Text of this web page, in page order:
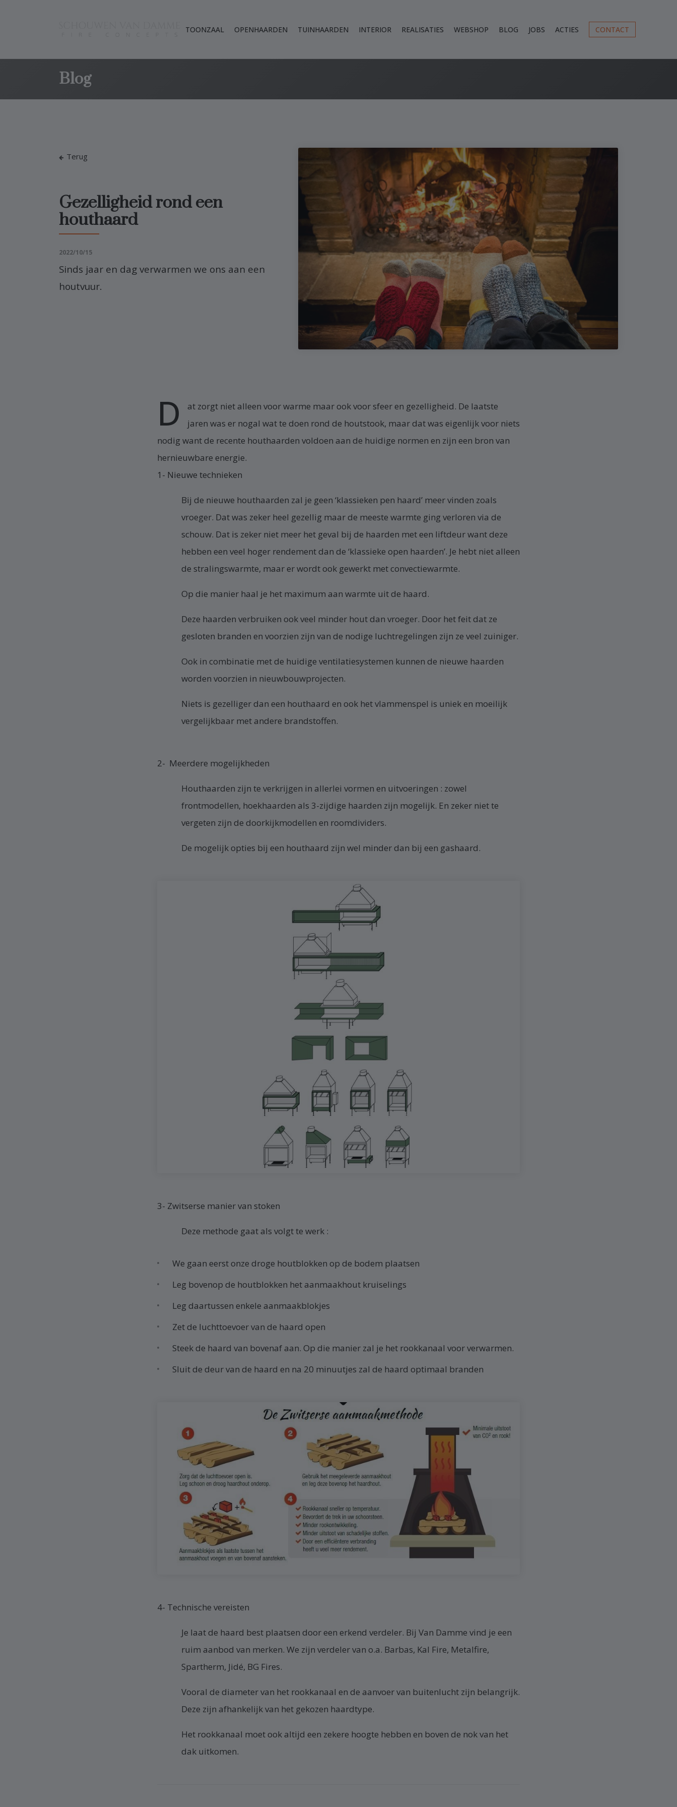
TOONZAAL OPENHAARDEN TUINHAARDEN INTERIOR REALISATIES WEBSHOP BLOG JOBS ACTIES CONTACT
Blog
Gezelligheid rond een
houthaard
2022/10/15
Sinds jaar en dag verwarmen we ons aan een
houtvuur.
Terug
D
at zorgt niet alleen voor warme maar ook voor sfeer en gezelligheid. De laatste
jaren was er nogal wat te doen rond de houtstook, maar dat was eigenlijk voor niets
nodig want de recente houthaarden voldoen aan de huidige normen en zijn een bron van
hernieuwbare energie.
1- Nieuwe technieken
Bij de nieuwe houthaarden zal je geen ‘klassieken pen haard’ meer vinden zoals
vroeger. Dat was zeker heel gezellig maar de meeste warmte ging verloren via de
schouw. Dat is zeker niet meer het geval bij de haarden met een liftdeur want deze
hebben een veel hoger rendement dan de ‘klassieke open haarden’. Je hebt niet alleen
de stralingswarmte, maar er wordt ook gewerkt met convectiewarmte.
Op die manier haal je het maximum aan warmte uit de haard.
Deze haarden verbruiken ook veel minder hout dan vroeger. Door het feit dat ze
gesloten branden en voorzien zijn van de nodige luchtregelingen zijn ze veel zuiniger.
Ook in combinatie met de huidige ventilatiesystemen kunnen de nieuwe haarden
worden voorzien in nieuwbouwprojecten.
Niets is gezelliger dan een houthaard en ook het vlammenspel is uniek en moeilijk
vergelijkbaar met andere brandstoffen.
2- Meerdere mogelijkheden
Houthaarden zijn te verkrijgen in allerlei vormen en uitvoeringen : zowel
frontmodellen, hoekhaarden als 3-zijdige haarden zijn mogelijk. En zeker niet te
vergeten zijn de doorkijkmodellen en roomdividers.
De mogelijk opties bij een houthaard zijn wel minder dan bij een gashaard.
3- Zwitserse manier van stoken
Deze methode gaat als volgt te werk :
We gaan eerst onze droge houtblokken op de bodem plaatsen
Leg bovenop de houtblokken het aanmaakhout kruiselings
Leg daartussen enkele aanmaakblokjes
Zet de luchttoevoer van de haard open
Steek de haard van bovenaf aan. Op die manier zal je het rookkanaal voor verwarmen.
Sluit de deur van de haard en na 20 minuutjes zal de haard optimaal branden
4- Technische vereisten
Je laat de haard best plaatsen door een erkend verdeler. Bij Van Damme vind je een
ruim aanbod van merken. We zijn verdeler van o.a. Barbas, Kal Fire, Metalfire,
Spartherm, Jidé, BG Fires.
Vooral de diameter van het rookkanaal en de aanvoer van buitenlucht zijn belangrijk.
Deze zijn afhankelijk van het gekozen haardtype.
Het rookkanaal moet ook altijd een zekere hoogte hebben en boven de nok van het
dak uitkomen.